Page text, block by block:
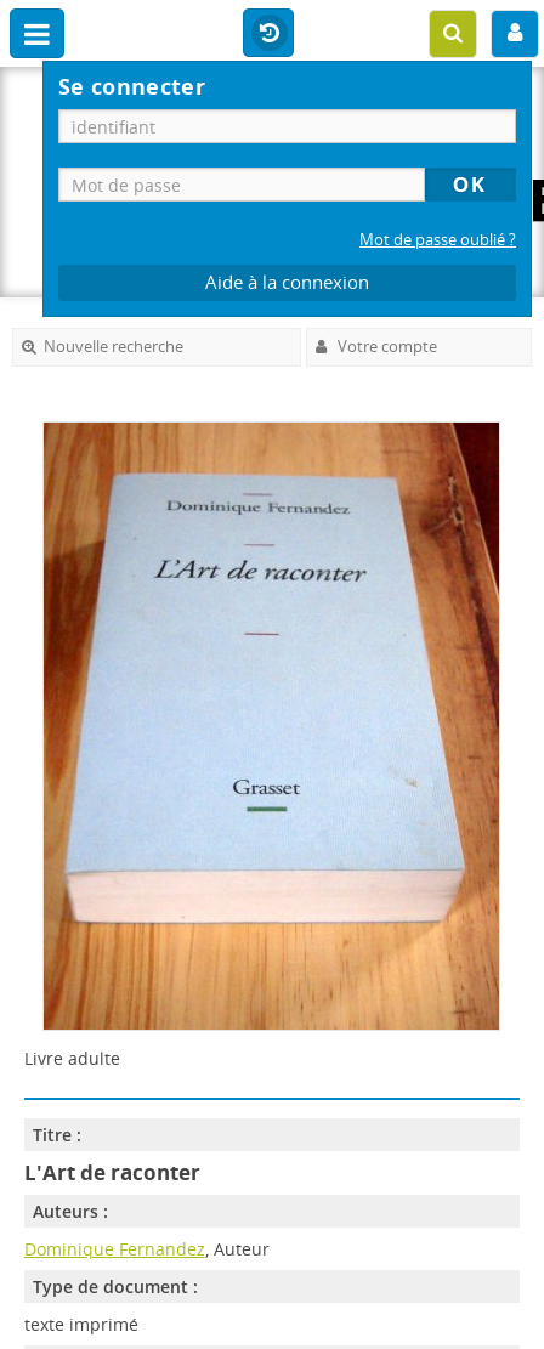
Se connecter
Mot de passe oublié ?
Aide à la connexion
Nouvelle recherche Votre compte
Livre adulte
Titre :
L'Art de raconter
Auteurs :
Dominique Fernandez, Auteur
Type de document :
texte imprimé